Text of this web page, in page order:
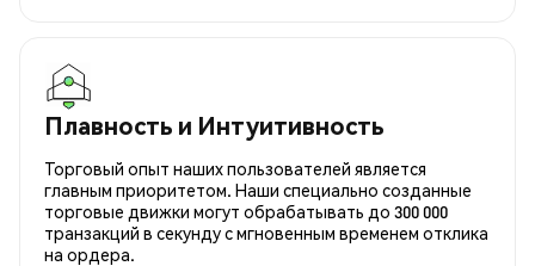
Плавность и Интуитивность
Торговый опыт наших пользователей является
главным приоритетом. Наши специально созданные
торговые движки могут обрабатывать до 300 000
транзакций в секунду с мгновенным временем отклика
на ордера.